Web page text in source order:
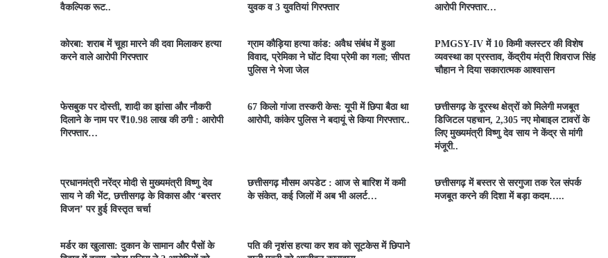
वैकल्पिक रूट..
युवक व 3 युवतियां गिरफ्तार
आरोपी गिरफ्तार…
कोरबा: शराब में चूहा मारने की दवा मिलाकर हत्या
करने वाले आरोपी गिरफ्तार
ग्राम कौड़िया हत्या कांड: अवैध संबंध में हुआ
विवाद, प्रेमिका ने घोंट दिया प्रेमी का गला; सीपत
पुलिस ने भेजा जेल
PMGSY-IV में 10 किमी क्लस्टर की विशेष
व्यवस्था का प्रस्ताव, केंद्रीय मंत्री शिवराज सिंह
चौहान ने दिया सकारात्मक आश्वासन
फेसबुक पर दोस्ती, शादी का झांसा और नौकरी
दिलाने के नाम पर ₹10.98 लाख की ठगी : आरोपी
गिरफ्तार…
67 किलो गांजा तस्करी केस: यूपी में छिपा बैठा था
आरोपी, कांकेर पुलिस ने बदायूं से किया गिरफ्तार..
छत्तीसगढ़ के दूरस्थ क्षेत्रों को मिलेगी मजबूत
डिजिटल पहचान, 2,305 नए मोबाइल टावरों के
लिए मुख्यमंत्री विष्णु देव साय ने केंद्र से मांगी
मंजूरी..
प्रधानमंत्री नरेंद्र मोदी से मुख्यमंत्री विष्णु देव
साय ने की भेंट, छत्तीसगढ़ के विकास और ‘बस्तर
विजन’ पर हुई विस्तृत चर्चा
छत्तीसगढ़ मौसम अपडेट : आज से बारिश में कमी
के संकेत, कई जिलों में अब भी अलर्ट…
छत्तीसगढ़ में बस्तर से सरगुजा तक रेल संपर्क
मजबूत करने की दिशा में बड़ा कदम…..
मर्डर का खुलासा: दुकान के सामान और पैसों के
पति की नृशंस हत्या कर शव को सूटकेस में छिपाने